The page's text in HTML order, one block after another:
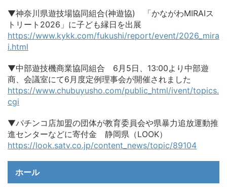
▼神奈川県遊技場協同組合(神遊協) 「かながわMIRAIス
トリート2026」に子ども縁日を出展
https://www.kykk.com/fukushi/report/event/2026_mira
i.html
▼中部遊技機商業協同組合 6月5日、13:00より中部遊
商、会議室にて6月度定例理事会が開催されました
https://www.chubuyusho.com/public_html/ivent/topics.
cgi
▼パチンコ店加盟の団体が教育委員会や県暴力追放運動推
進センターなどに寄付金 静岡県（LOOK）
https://look.satv.co.jp/content_news/topic/89104
ホール